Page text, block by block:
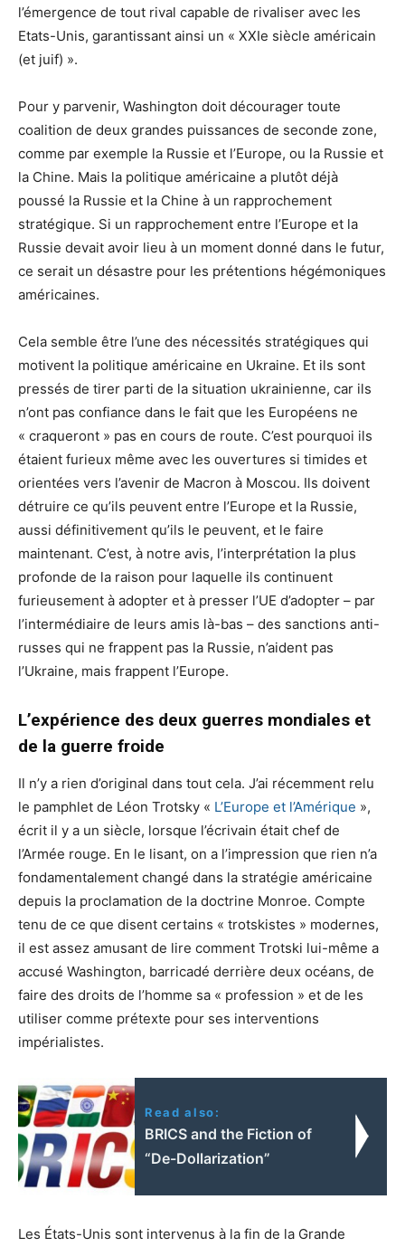
l’émergence de tout rival capable de rivaliser avec les
Etats-Unis, garantissant ainsi un « XXIe siècle américain
(et juif) ».
Pour y parvenir, Washington doit décourager toute
coalition de deux grandes puissances de seconde zone,
comme par exemple la Russie et l’Europe, ou la Russie et
la Chine. Mais la politique américaine a plutôt déjà
poussé la Russie et la Chine à un rapprochement
stratégique. Si un rapprochement entre l’Europe et la
Russie devait avoir lieu à un moment donné dans le futur,
ce serait un désastre pour les prétentions hégémoniques
américaines.
Cela semble être l’une des nécessités stratégiques qui
motivent la politique américaine en Ukraine. Et ils sont
pressés de tirer parti de la situation ukrainienne, car ils
n’ont pas confiance dans le fait que les Européens ne
« craqueront » pas en cours de route. C’est pourquoi ils
étaient furieux même avec les ouvertures si timides et
orientées vers l’avenir de Macron à Moscou. Ils doivent
détruire ce qu’ils peuvent entre l’Europe et la Russie,
aussi définitivement qu’ils le peuvent, et le faire
maintenant. C’est, à notre avis, l’interprétation la plus
profonde de la raison pour laquelle ils continuent
furieusement à adopter et à presser l’UE d’adopter – par
l’intermédiaire de leurs amis là-bas – des sanctions anti-
russes qui ne frappent pas la Russie, n’aident pas
l’Ukraine, mais frappent l’Europe.
L’expérience des deux guerres mondiales et
de la guerre froide
Il n’y a rien d’original dans tout cela. J’ai récemment relu
le pamphlet de Léon Trotsky « L’Europe et l’Amérique »,
écrit il y a un siècle, lorsque l’écrivain était chef de
l’Armée rouge. En le lisant, on a l’impression que rien n’a
fondamentalement changé dans la stratégie américaine
depuis la proclamation de la doctrine Monroe. Compte
tenu de ce que disent certains « trotskistes » modernes,
il est assez amusant de lire comment Trotski lui-même a
accusé Washington, barricadé derrière deux océans, de
faire des droits de l’homme sa « profession » et de les
utiliser comme prétexte pour ses interventions
impérialistes.
Read also:
BRICS and the Fiction of
“De-Dollarization”
Les États-Unis sont intervenus à la fin de la Grande